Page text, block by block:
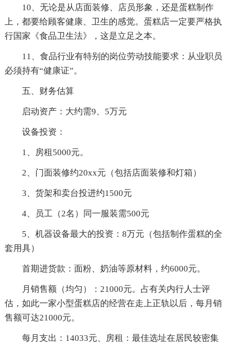
10、无论是从店面装修、店员形象，还是蛋糕制作
上，都要给顾客健康、卫生的感觉。蛋糕店一定要严格执
行国家《食品卫生法》，这是立足之本。
11、食品行业有特别的岗位劳动技能要求：从业职员
必须持有“健康证”。
五、财务估算
启动资产：大约需9、5万元
设备投资：
1、房租5000元。
2、门面装修约20xx元（包括店面装修和灯箱）
3、货架和卖台投进约1500元
4、员工（2名）同一服装需500元
5、机器设备最大的投资：8万元（包括制作蛋糕的全
套用具）
首期进货款：面粉、奶油等原材料，约6000元。
月销售额（均匀）：21000元。占有关内行人士评
估，如此一家小型蛋糕店的经营在走上正轨以后，每月销
售额可达21000元。
每月支出：14033元、房租：最佳选址在居民较密集